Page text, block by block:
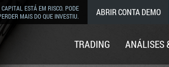
CAPITAL ESTÁ EM RISCO. PODE
MAIS DO QUE INVESTIU.
ABRIR CONTA DEMO
TRADING ANÁLISES